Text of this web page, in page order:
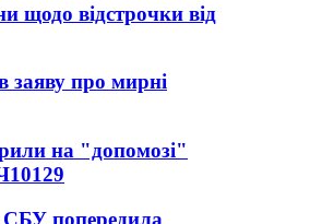
щодо відстрочки від
заяву про мирні
на "допомозі"
10129
попередила